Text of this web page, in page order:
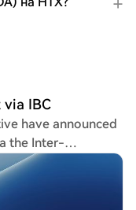
IBC
have announced
the Inter-
The
Cardano's
enables the